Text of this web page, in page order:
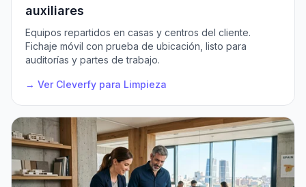
auxiliares
Equipos repartidos en casas y centros del cliente.
Fichaje móvil con prueba de ubicación, listo para
auditorías y partes de trabajo.
→ Ver Cleverfy para Limpieza